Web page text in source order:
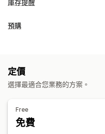
庫存提醒
通知
自訂
提醒設定 通知範本 通知按鈕
顧客需求
預購
付款選項
定價
選擇最適合您業務的方案。
Free
免費